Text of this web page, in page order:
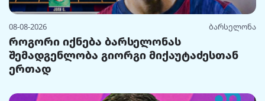
08-08-2026 ბარსელონა
როგორი იქნება ბარსელონას
შემადგენლობა გიორგი მიქაუტაძესთან
ერთად